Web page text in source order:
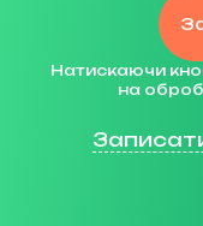
Натискаючи
на